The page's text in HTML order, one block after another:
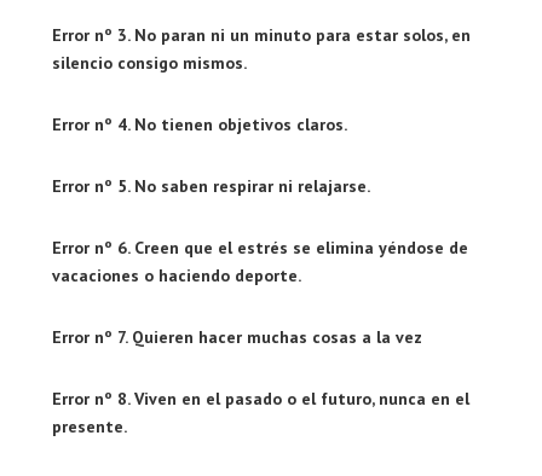
Error nº 3. No paran ni un minuto para estar solos, en
silencio consigo mismos.
Error nº 4. No tienen objetivos claros.
Error nº 5. No saben respirar ni relajarse.
Error nº 6. Creen que el estrés se elimina yéndose de
vacaciones o haciendo deporte.
Error nº 7. Quieren hacer muchas cosas a la vez
Error nº 8. Viven en el pasado o el futuro, nunca en el
presente.